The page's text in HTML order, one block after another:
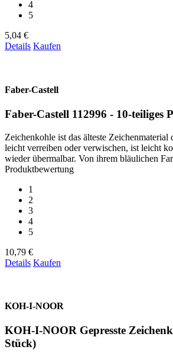
4
5
5,04 €
Details Kaufen
Faber-Castell
Faber-Castell 112996 - 10-teiliges
Zeichenkohle ist das älteste Zeichenmaterial
leicht verreiben oder verwischen, ist leicht
wieder übermalbar. Von ihrem bläulichen
Produktbewertung
1
2
3
4
5
10,79 €
Details Kaufen
KOH-I-NOOR
KOH-I-NOOR Gepresste
Stück)